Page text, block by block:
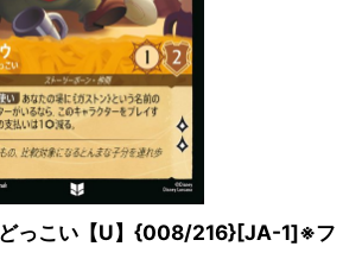
どっこい【U】{008/216}[JA-1]※フ